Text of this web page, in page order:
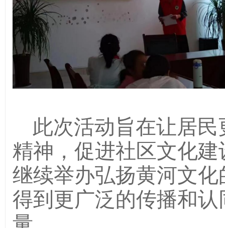
此次活动旨在让居
精神，促进社区文化
继续举办弘扬黄河文
得到更广泛的传播和